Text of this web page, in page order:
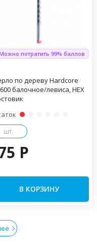
Можно потратить 99% баллов
по дереву Hardcore
балочное/левиса, HEX
шт.
P
В КОРЗИНУ